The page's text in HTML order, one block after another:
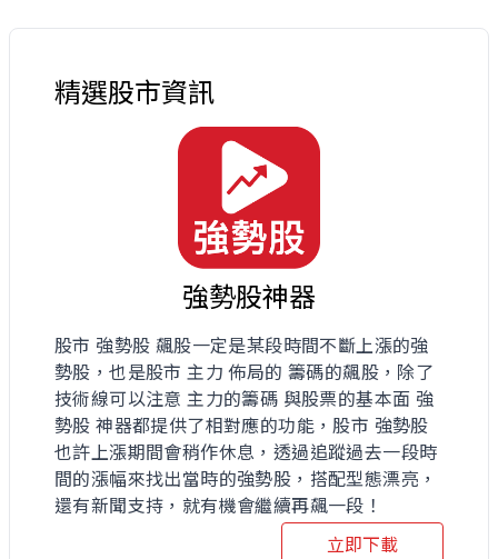
精選股市資訊
強勢股神器
股市 強勢股 飆股一定是某段時間不斷上漲的強
勢股，也是股市 主力 佈局的 籌碼的飆股，除了
技術線可以注意 主力的籌碼 與股票的基本面 強
勢股 神器都提供了相對應的功能，股市 強勢股
也許上漲期間會稍作休息，透過追蹤過去一段時
間的漲幅來找出當時的強勢股，搭配型態漂亮，
還有新聞支持，就有機會繼續再飆一段！
立即下載